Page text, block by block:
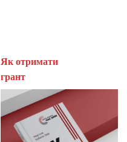
Як отримати